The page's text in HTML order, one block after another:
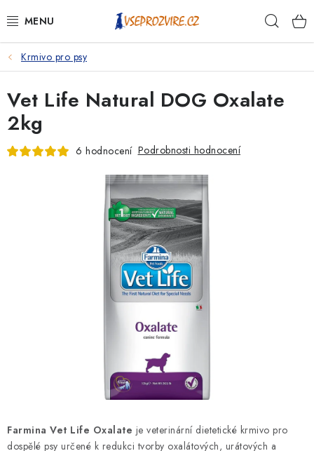
na
PSI
KOČKY
KONĚ
KRÁLÍCI/HLODAVCI/PTÁCI
Kontakty
Obchodní podmínky
Krmivo pro psy
Farmina Vet Life Oxalate je veterinární dietetické krmivo pro
dospělé psy určené k redukci tvorby oxalátových, urátových a
Vet Life Natural DOG Oxalate
2kg
6 hodnocení Podrobnosti hodnocení